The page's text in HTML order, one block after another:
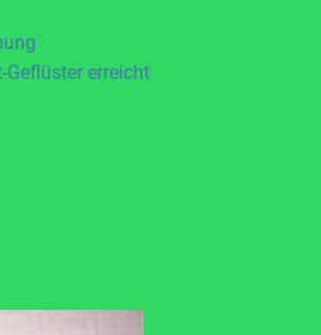
erreicht